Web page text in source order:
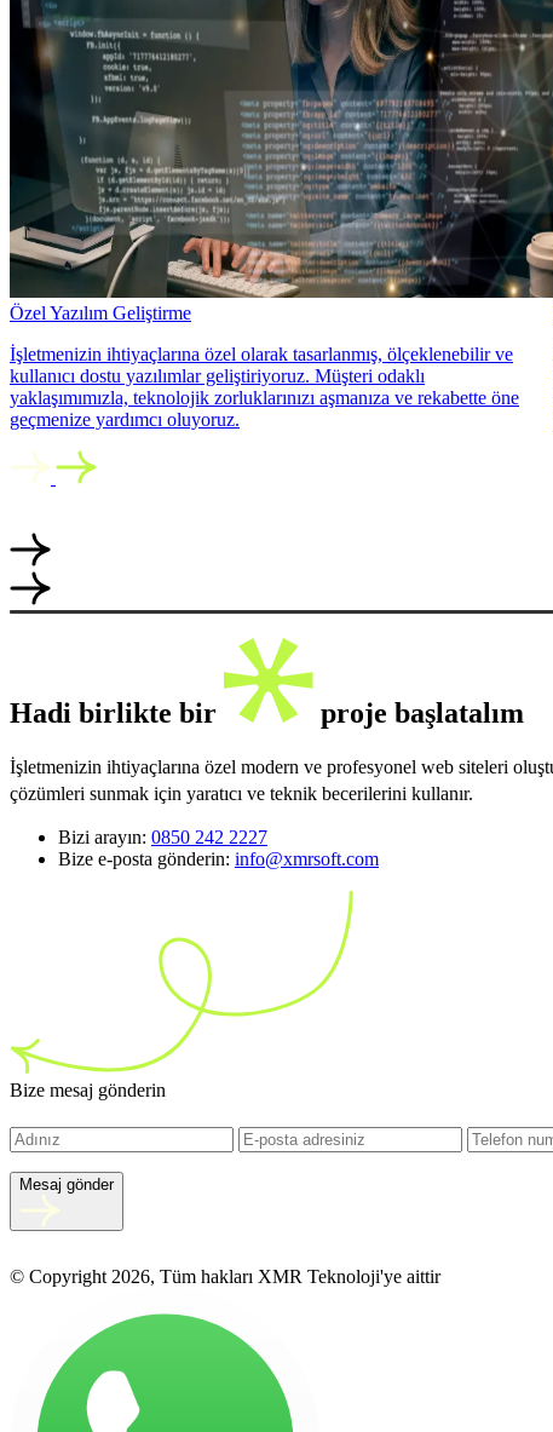
Özel Yazılım Geliştirme
İşletmenizin ihtiyaçlarına özel olarak tasarlanmış, ölçeklenebilir ve
kullanıcı dostu yazılımlar geliştiriyoruz. Müşteri odaklı
yaklaşımımızla, teknolojik zorluklarınızı aşmanıza ve rekabette öne
geçmenize yardımcı oluyoruz.
Hadi birlikte bir proje başlatalım
İşletmenizin ihtiyaçlarına özel modern ve profesyonel web siteleri
çözümleri sunmak için yaratıcı ve teknik becerilerini kullanır.
Bizi arayın: 0850 242 2227
Bize e-posta gönderin: info@xmrsoft.com
Bize mesaj gönderin
Mesaj gönder
© Copyright 2026, Tüm hakları XMR Teknoloji'ye aittir